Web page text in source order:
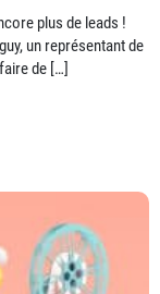
plus de leads !
un représentant de
de […]